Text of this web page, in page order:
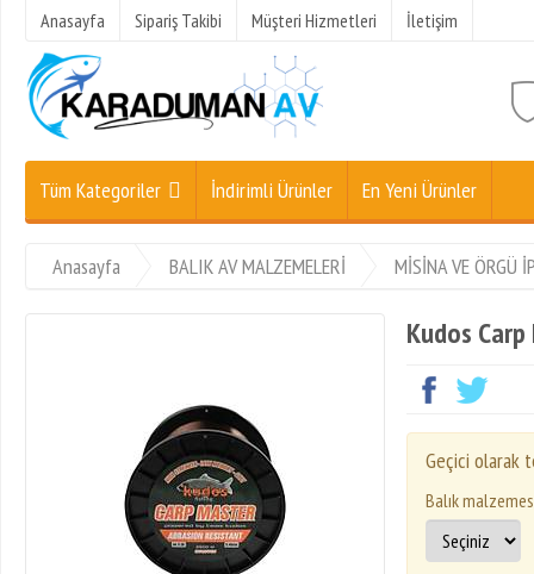
Anasayfa Sipariş Takibi Müşteri Hizmetleri İletişim
Tüm Kategoriler İndirimli Ürünler En Yeni Ürünler
Anasayfa BALIK AV MALZEMELERİ MİSİNA VE ÖRGÜ
Kudos
Geçici olarak
Balık